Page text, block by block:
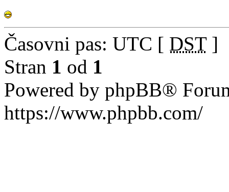
Časovni pas: UTC [ DST]
Stran 1 od 1
Powered by phpBB®
https://www.phpbb.com/